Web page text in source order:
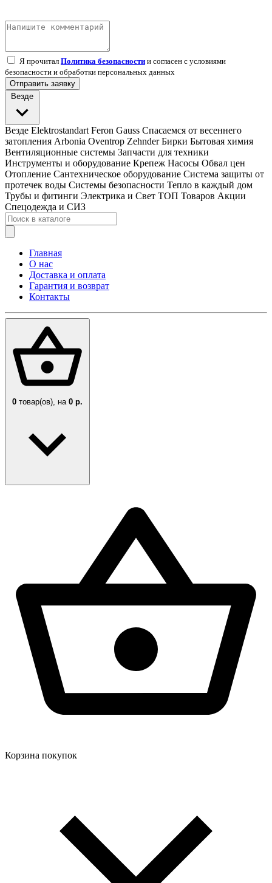
Я прочитал Политика безопасности и согласен с условиями
безопасности и обработки персональных данных
Отправить заявку
Везде
Везде Elektrostandart Feron Gauss Спасаемся от весеннего
затопления Arbonia Oventrop Zehnder Бирки Бытовая химия
Вентиляционные системы Запчасти для техники
Инструменты и оборудование Крепеж Насосы Обвал цен
Отопление Сантехническое оборудование Система защиты от
протечек воды Системы безопасности Тепло в каждый дом
Трубы и фитинги Электрика и Свет ТОП Товаров Акции
Спецодежда и СИЗ
Главная
О нас
Доставка и оплата
Гарантия и возврат
Контакты
0 товар(ов), на 0 р.
Корзина покупок